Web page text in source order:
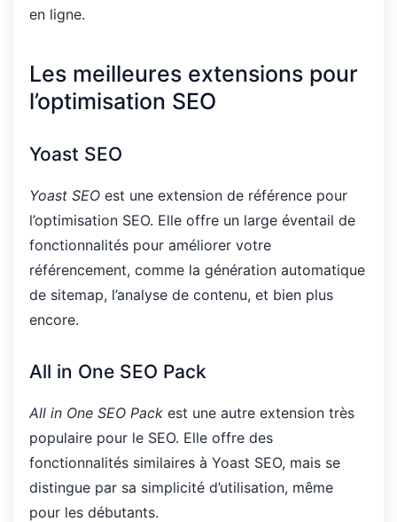
en ligne.
Les meilleures extensions pour
l’optimisation SEO
Yoast SEO
Yoast SEO est une extension de référence pour
l’optimisation SEO. Elle offre un large éventail de
fonctionnalités pour améliorer votre
référencement, comme la génération automatique
de sitemap, l’analyse de contenu, et bien plus
encore.
All in One SEO Pack
All in One SEO Pack est une autre extension très
populaire pour le SEO. Elle offre des
fonctionnalités similaires à Yoast SEO, mais se
distingue par sa simplicité d’utilisation, même
pour les débutants.